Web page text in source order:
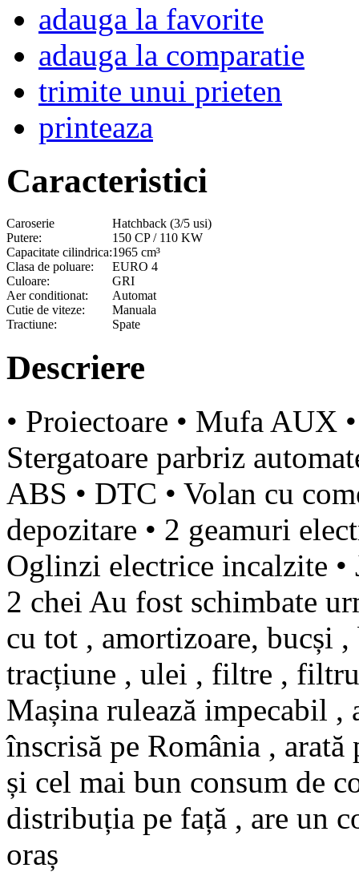
adauga la favorite
adauga la comparatie
trimite unui prieten
printeaza
Caracteristici
Caroserie
Hatchback (3/5 usi)
Putere:
150 CP / 110 KW
Capacitate cilindrica:1965 cm³
Clasa de poluare:
EURO 4
Culoare:
GRI
Aer conditionat:
Automat
Cutie de viteze:
Manuala
Tractiune:
Spate
Descriere
• Proiectoare • Mufa AUX
Stergatoare parbriz
ABS • DTC • Volan cu
depozitare • 2 geamuri
Oglinzi electrice incalzite •
2 chei Au fost schimbate
cu tot , amortizoare, bucși
tracțiune , ulei , filtre ,
Mașina rulează impecabil ,
înscrisă pe România ,
și cel mai bun consum de
distribuția pe față , are un
oraș